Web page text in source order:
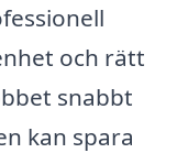
och rätt
snabbt
kan spara